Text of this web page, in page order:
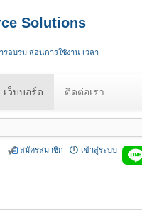
Solutions
รอบรม สอนการใช้งาน เวลา
เว็บบอร์ด ติดต่อเรา
เข้าสู่ระบบ
สมัครสมาชิก